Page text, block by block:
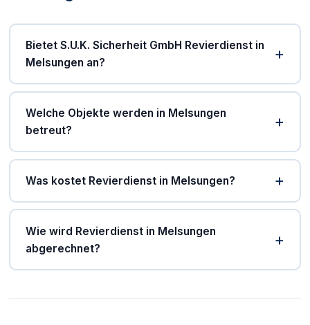
Bietet S.U.K. Sicherheit GmbH Revierdienst in
Melsungen an?
Welche Objekte werden in Melsungen
betreut?
Was kostet Revierdienst in Melsungen?
Wie wird Revierdienst in Melsungen
abgerechnet?